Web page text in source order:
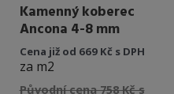
Kamenný koberec
Ancona 4-8 mm
Cena již od 669 Kč s DPH
za m2
Původní cena 758 Kč s